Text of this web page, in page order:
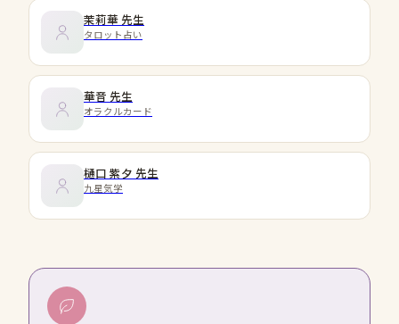
茉莉華 先生
タロット占い
華音 先生
オラクルカード
樋口 紫夕 先生
九星気学